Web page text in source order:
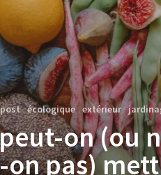
écologique extérieur
on (ou
pas)